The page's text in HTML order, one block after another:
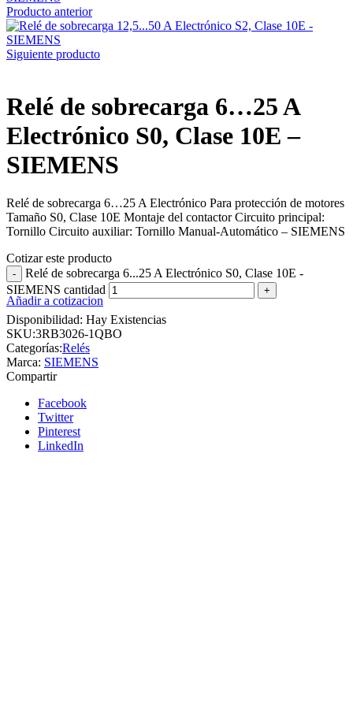
Producto anterior
Siguiente producto
Relé de sobrecarga 6…25 A
Electrónico S0, Clase 10E –
SIEMENS
Relé de sobrecarga 6…25 A Electrónico Para protección de motores
Tamaño S0, Clase 10E Montaje del contactor Circuito principal:
Tornillo Circuito auxiliar: Tornillo Manual-Automático – SIEMENS
Cotizar este producto
Relé de sobrecarga 6...25 A Electrónico S0, Clase 10E -
SIEMENS cantidad
Añadir a cotizacion
Disponibilidad: Hay Existencias
SKU:3RB3026-1QBO
Categorías:Relés
Marca: SIEMENS
Compartir
Facebook
Twitter
Pinterest
LinkedIn